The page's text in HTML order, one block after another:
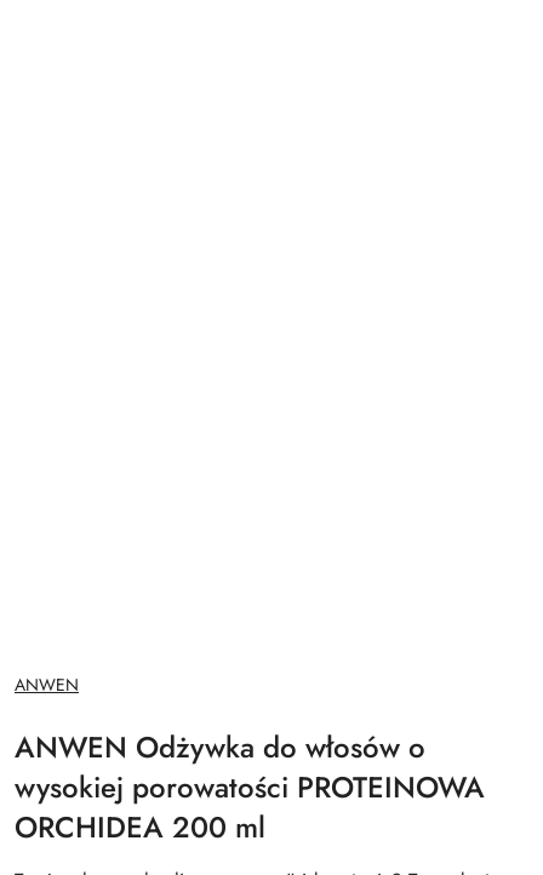
NAZWA
PRODUCENTA:
ANWEN
ANWEN Odżywka do włosów o
wysokiej porowatości PROTEINOWA
ORCHIDEA 200 ml